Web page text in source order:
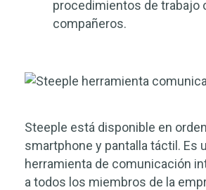
procedimientos de trabajo
compañeros.
Steeple está disponible en
smartphone y pantalla táctil. Es
herramienta de comunicación
a todos los miembros de la